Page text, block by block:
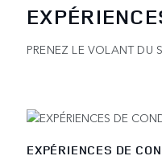
PRENEZ LE VOLANT DU
EXPÉRIENCES DE